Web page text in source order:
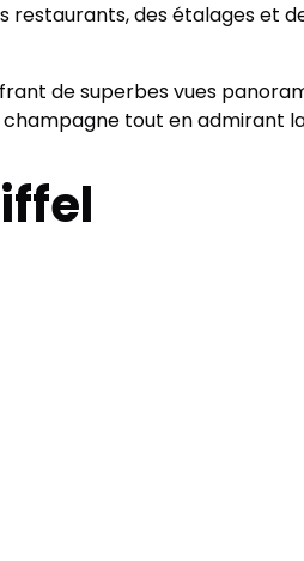
restaurants, des étalages
de superbes vues
tout en admirant